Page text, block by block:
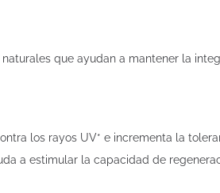
que ayudan a mantener la
los rayos UV* e incrementa la
a estimular la capacidad de